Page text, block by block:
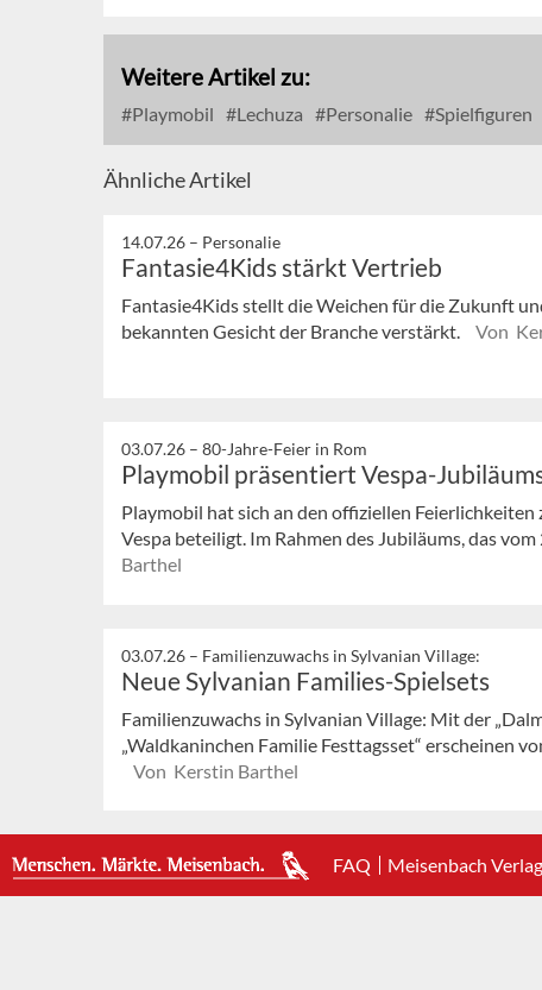
Weitere Artikel zu:
Playmobil Lechuza Personalie Spielfiguren
Ähnliche Artikel
14.07.26 – Personalie
Fantasie4Kids stärkt Vertrieb
Fantasie4Kids stellt die Weichen für die Zukunft
bekannten Gesicht der Branche verstärkt.
Von
03.07.26 – 80-Jahre-Feier in Rom
Playmobil präsentiert Vespa-
Playmobil hat sich an den offiziellen
Vespa beteiligt. Im Rahmen des Jubiläums, das vom
Barthel
03.07.26 – Familienzuwachs in Sylvanian Village:
Neue Sylvanian Families-Spielsets
Familienzuwachs in Sylvanian Village: Mit der
„Waldkaninchen Familie Festtagsset“ erscheinen
Von Kerstin Barthel
FAQ Meisenbach Verlag